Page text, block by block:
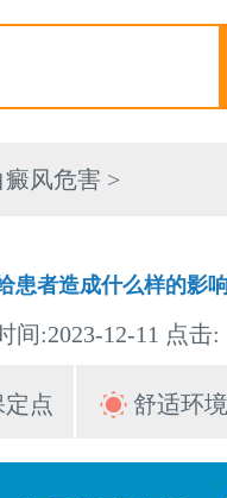
癜风危害 >
患者造成什么样的影
间:2023-12-11 点击:
定点 舒适环境